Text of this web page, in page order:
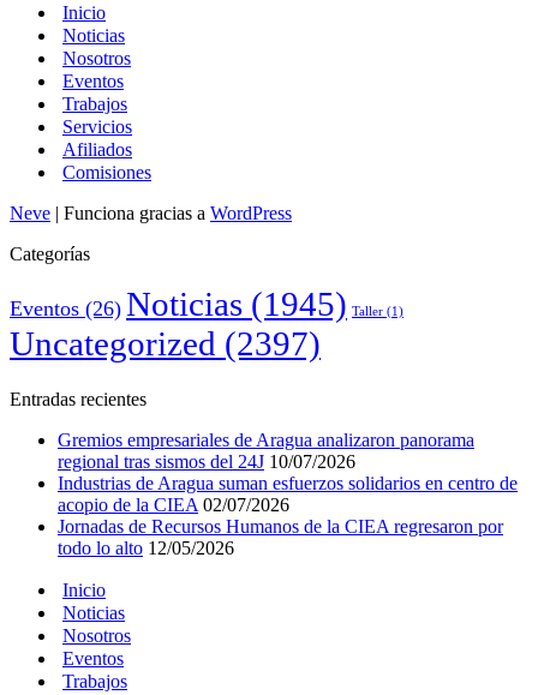
Inicio
Noticias
Nosotros
Eventos
Trabajos
Servicios
Afiliados
Comisiones
Neve | Funciona gracias a WordPress
Categorías
Eventos (26) Noticias (1945) Taller (1)
Uncategorized (2397)
Entradas recientes
Gremios empresariales de Aragua analizaron panorama
regional tras sismos del 24J 10/07/2026
Industrias de Aragua suman esfuerzos solidarios en centro de
acopio de la CIEA 02/07/2026
Jornadas de Recursos Humanos de la CIEA regresaron por
todo lo alto 12/05/2026
Inicio
Noticias
Nosotros
Eventos
Trabajos